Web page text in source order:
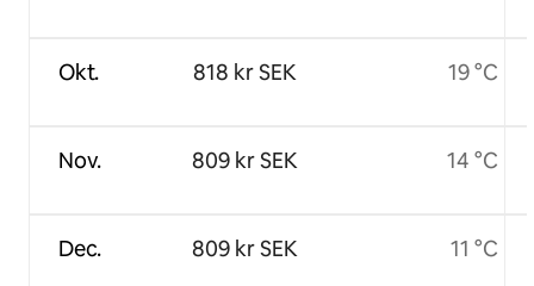
Okt.
Nov.
Dec.
818 kr SEK
809 kr SEK
809 kr SEK
19 °C
14 °C
11 °C